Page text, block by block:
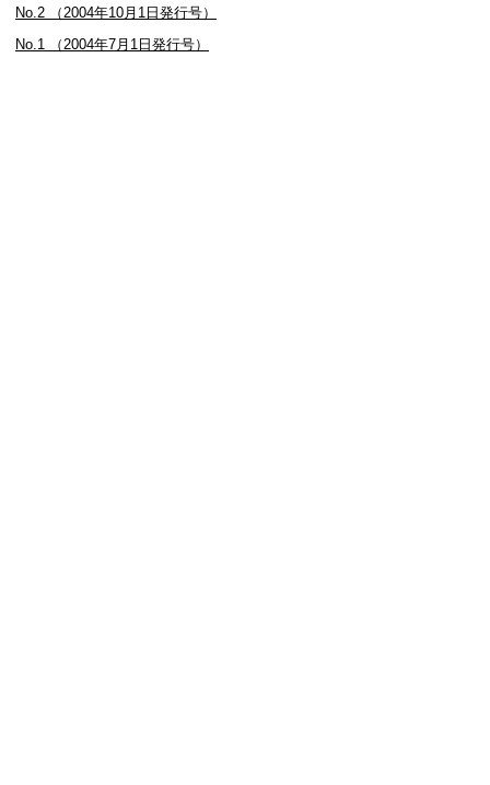
No.2 （2004年10月1日発行号）
No.1 （2004年7月1日発行号）